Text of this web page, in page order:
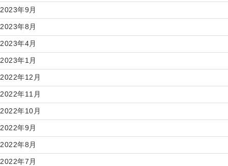
2023年9月
2023年8月
2023年4月
2023年1月
2022年12月
2022年11月
2022年10月
2022年9月
2022年8月
2022年7月